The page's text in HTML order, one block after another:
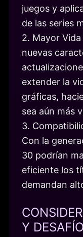
juegos y
de las series
2. Mayor
nuevas
extender la
gráficas,
sea aún más
3.
Con la
30 podrían
eficiente los
demandan
Y